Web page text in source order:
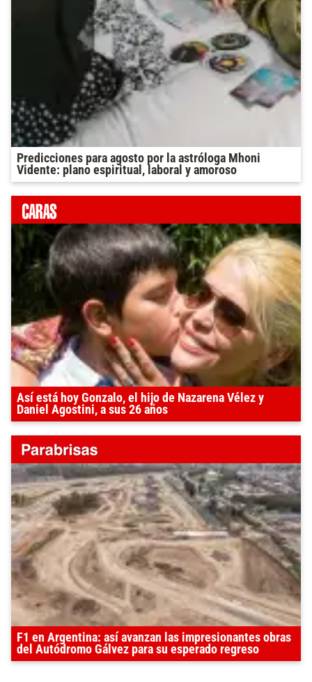
Predicciones para agosto por la astróloga Mhoni
Vidente: plano espiritual, laboral y amoroso
Así está hoy Gonzalo, el hijo de Nazarena Vélez y
Daniel Agostini, a sus 26 años
F1 en Argentina: así avanzan las impresionantes obras
del Autódromo Gálvez para su esperado regreso